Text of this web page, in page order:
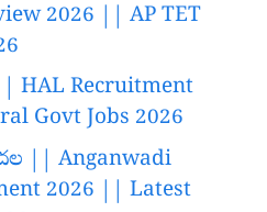
2026 || AP TET
HAL Recruitment
Govt Jobs 2026
|| Anganwadi
2026 || Latest